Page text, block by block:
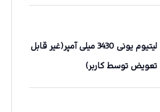
لیتیوم یونی 3430 میلی آمپر(غیر قابل
تعویض توسط کاربر)